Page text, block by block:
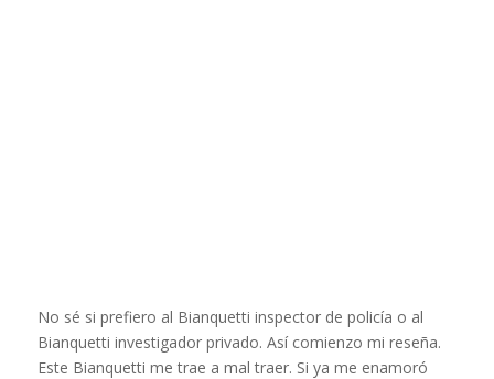
No sé si prefiero al Bianquetti inspector de policía o al
Bianquetti investigador privado. Así comienzo mi reseña.
Este Bianquetti me trae a mal traer. Si ya me enamoró